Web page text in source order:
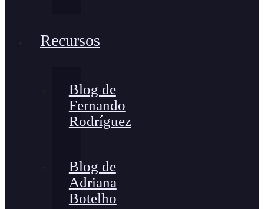
Recursos
Blog de
Fernando
Rodríguez
Blog de
Adriana
Botelho